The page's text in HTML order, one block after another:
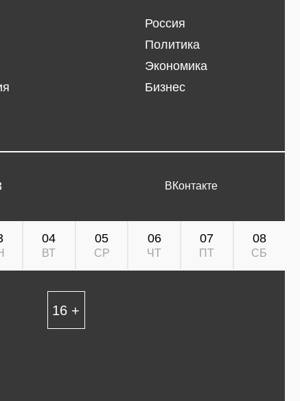
Россия
Политика
Экономика
Бизнес
ВКонтакте
04
ВТ
05
СР
06
ЧТ
07
ПТ
08
СБ
16 +